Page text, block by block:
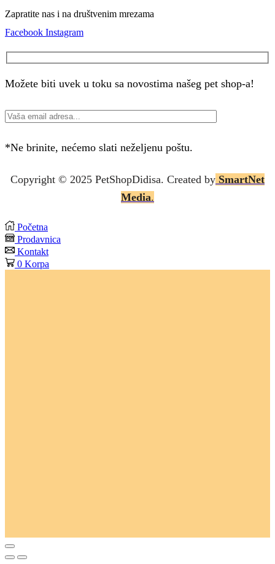
Zapratite nas i na društvenim mrezama
Facebook Instagram
Možete biti uvek u toku sa novostima našeg pet shop-a!
*Ne brinite, nećemo slati neželjenu poštu.
Copyright © 2025 PetShopDidisa. Created by SmartNet
Media.
Početna
Prodavnica
Kontakt
0 Korpa